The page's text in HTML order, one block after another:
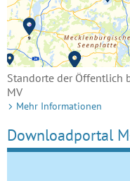
Standorte der Öffentlich
MV
Mehr Informationen
Downloadportal